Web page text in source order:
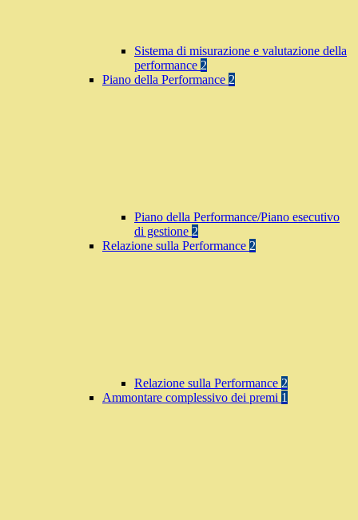
Sistema di misurazione e valutazione della
performance 2
Piano della Performance 2
Piano della Performance/Piano esecutivo
di gestione 2
Relazione sulla Performance 2
Relazione sulla Performance 2
Ammontare complessivo dei premi 1